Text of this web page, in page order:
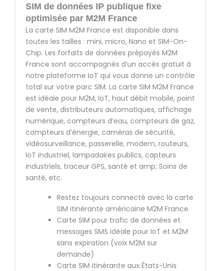
SIM de données IP publique fixe
optimisée par M2M France
La carte SIM M2M France est disponible dans
toutes les tailles : mini, micro, Nano et SIM-On-
Chip. Les forfaits de données prépayés M2M
France sont accompagnés d’un accès gratuit à
notre plateforme IoT qui vous donne un contrôle
total sur votre parc SIM. La carte SIM M2M France
est idéale pour M2M, IoT, haut débit mobile, point
de vente, distributeurs automatiques, affichage
numérique, compteurs d’eau, compteurs de gaz,
compteurs d’énergie, caméras de sécurité,
vidéosurveillance, passerelle, modem, routeurs,
IoT industriel, lampadaires publics, capteurs
industriels, traceur GPS, santé et amp; Soins de
santé, etc.
Restez toujours connecté avec la carte
SIM itinérante américaine M2M France
Carte SIM pour trafic de données et
messages SMS idéale pour IoT et M2M
sans expiration (voix M2M sur
demande)
Carte SIM itinérante aux États-Unis